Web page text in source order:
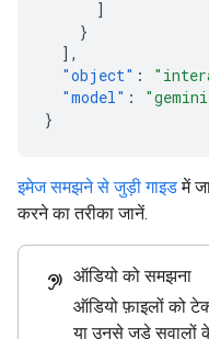
]
}
],
"object" :
"model" :
}
इमेज समझने से जुड़ी गाइडमें
करने का तरीका जानें.
hearing ऑडियो को समझना
ऑडियो फ़ाइलों को
या उनसे जुड़े सवालों